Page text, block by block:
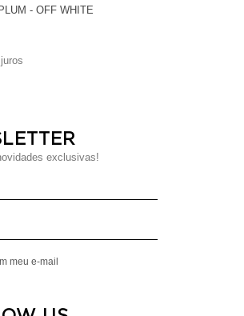
- OFF WHITE
exclusivas!
meu e-mail